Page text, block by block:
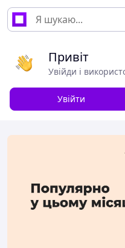
Привіт
Увійди і
Увійти